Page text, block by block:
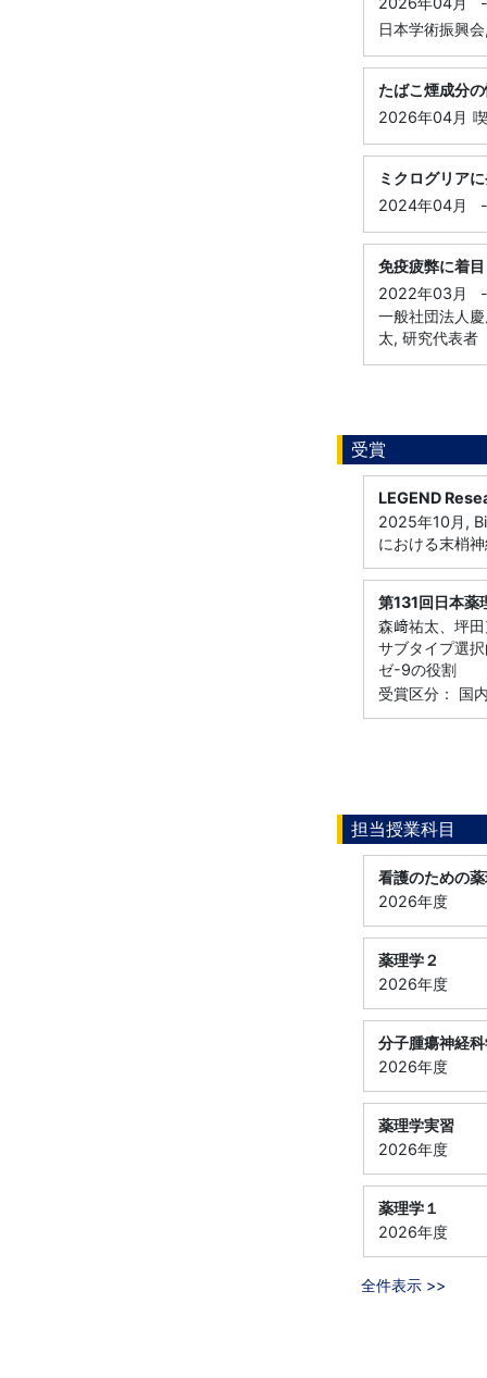
日本学術振興
たばこ煙成分
2026年04月
ミクログリア
2024年04月
-
免疫疲弊に着
2022年03月
-
一般社団法人
太, 研究代表者
受賞
LEGEND
2025年10月,
における末梢
第131回日本薬
森﨑祐太、坪
サブタイプ選
ゼ-9の役割
受賞区分： 国
担当授業科目
看護のための
2026年度
薬理学２
2026年度
分子腫瘍神経
2026年度
薬理学実習
2026年度
薬理学１
2026年度
全件表示 >>